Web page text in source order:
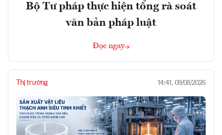
Bộ Tư pháp thực hiện tổng rà soát
văn bản pháp luật
Đọc ngay
Thị trường 14:41, 09/08/2026